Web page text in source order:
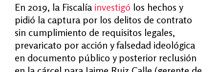
En 2019, la Fiscalía investigó los hechos y
pidió la captura por los delitos de contrato
sin cumplimiento de requisitos legales,
prevaricato por acción y falsedad ideológica
en documento público y posterior reclusión